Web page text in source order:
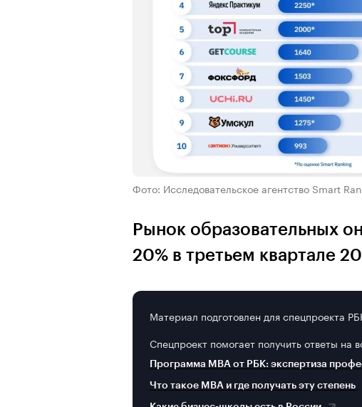
Фото: Исследовательское агентство Smart
Рынок образовательных
20% в третьем квартале
Материал подготовлен для спецпроекта
Спецпроект помогает получить ответы на
Программа MBA от РБК: экспертиза
Что такое MBA и где получать эту степень